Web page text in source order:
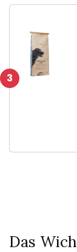
3
Das